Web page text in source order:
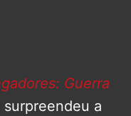
Guerra
a